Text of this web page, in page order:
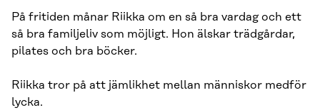
På fritiden månar Riikka om en så bra vardag och ett
så bra familjeliv som möjligt. Hon älskar trädgårdar,
pilates och bra böcker.
Riikka tror på att jämlikhet mellan människor medför
lycka.